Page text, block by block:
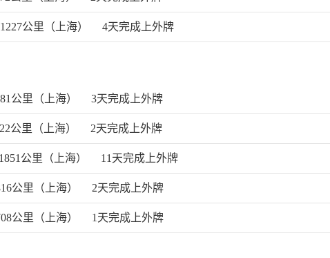
1227公里（上海） 4天完成上外牌
公里（上海） 3天完成上外牌
公里（上海） 2天完成上外牌
1851公里（上海） 11天完成上外牌
公里（上海） 2天完成上外牌
公里（上海） 1天完成上外牌